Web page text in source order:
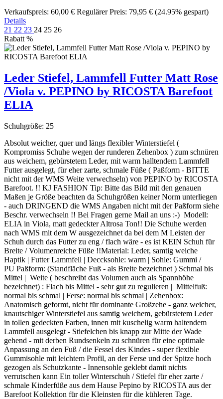
Verkaufspreis: 60,00 € Regulärer Preis: 79,95 € (24.95% gespart)
Details
21 22 23 24 25 26
Rabatt %
Leder Stiefel, Lammfell Futter Matt Rose
/Viola v. PEPINO by RICOSTA Barefoot
ELIA
Schuhgröße: 25
Absolut weicher, quer und längs flexibler Winterstiefel (
Kompromiss Schuhe wegen der runderen Zehenbox ) zum schnüren
aus weichem, gebürstetem Leder, mit warm halltendem Lammfell
Futter ausgelegt, für eher zarte, schmale Füße ( Paßform - BITTE
nicht mit der WMS Weite verwechseln) von PEPINO by RICOSTA
Barefoot. !! KJ FASHION Tip: Bitte das Bild mit den genauen
Maßen je Größe beachten da Schuhgrößen keiner Norm unterliegen
- auch DRINGEND die WMS Angaben nicht mit der Paßform siehe
Beschr. verwechseln !! Bei Fragen gerne Mail an uns :-) Modell:
ELIA in Viola, matt gedeckter Altrosa Ton!! Die Schuhe werden
nach WMS mit dem W ausgezeichnet da bei dem M Leisten der
Schuh durch das Futter zu eng / flach wäre - es ist KEIN Schuh für
Breite / Volumenreiche Füße !!Material: Leder, samtig weiche
Haptik | Futter Lammfell | Deccksohle: warm | Sohle: Gummi /
PU Paßform: (Standfläche Fuß - als Breite bezeichnet ) Schmal bis
Mittel | Weite ( beschreibt das Volumen auch als Spannhöhe
bezeichnet) : Flach bis Mittel - sehr gut zu regulieren | Mittelfuß:
normal bis schmal | Ferse: normal bis schmal | Zehenbox:
Anatomisch geformt, nicht für dominante Großzehe - ganz weicher,
knautschiger Winterstiefel aus samtig weichem, gebürstetem Leder
in tollen gedeckten Farben, innen mit kuschelig warm haltendem
Lammfell ausgelegt - Stiefelchen bis knapp zur Mitte der Wade
gehend - mit derben Rundsenkeln zu schnüren für eine optimale
Anpassung an den Fuß / die Fessel des Kindes - super flexible
Gummisohle mit leichtem Profil, an der Ferse und der Spitze hoch
gezogen als Schutzkante - Innensohle geklebt damit nichts
verrutschen kann Ein toller Winterschuh / Stiefel für eher zarte /
schmale Kinderfüße aus dem Hause Pepino by RICOSTA aus der
Barefoot Kollektion für die Kleinsten für die kühleren Tage.